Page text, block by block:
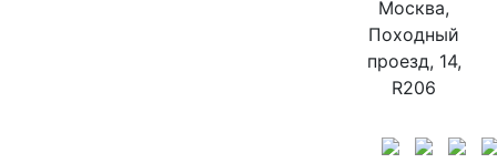
Москва,
Походный
проезд, 14,
R206